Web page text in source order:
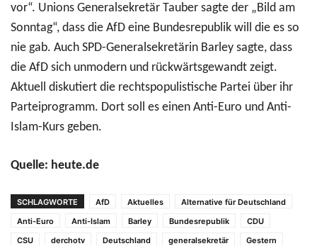
vor“. Unions Generalsekretär Tauber sagte der „Bild am
Sonntag“, dass die AfD eine Bundesrepublik will die es so
nie gab. Auch SPD-Generalsekretärin Barley sagte, dass
die AfD sich unmodern und rückwärtsgewandt zeigt.
Aktuell diskutiert die rechtspopulistische Partei über ihr
Parteiprogramm. Dort soll es einen Anti-Euro und Anti-
Islam-Kurs geben.
Quelle: heute.de
SCHLAGWORTE AfD Aktuelles
Alternative für Deutschland
Anti-Euro
Anti-Islam Barley Bundesrepublik
CDU
CSU
derchotv Deutschland generalsekretär
Gestern